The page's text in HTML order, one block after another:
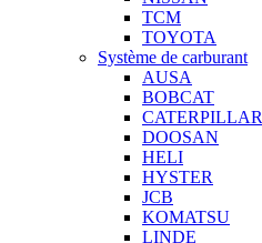
TCM
TOYOTA
Système de carburant
AUSA
BOBCAT
CATERPILLAR
DOOSAN
HELI
HYSTER
JCB
KOMATSU
LINDE